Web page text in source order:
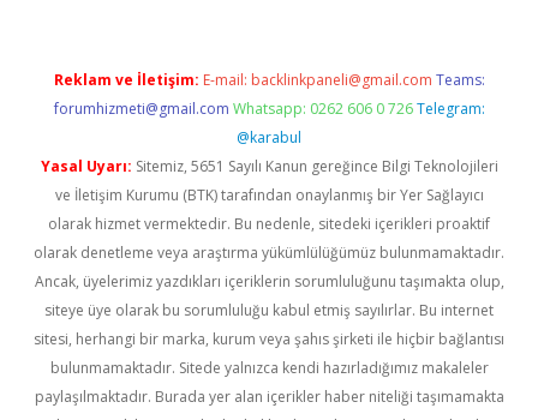
Reklam ve İletişim: E-mail: backlinkpaneli@gmail.com Teams:
forumhizmeti@gmail.com Whatsapp: 0262 606 0 726 Telegram:
@karabul
Yasal Uyarı: Sitemiz, 5651 Sayılı Kanun gereğince Bilgi Teknolojileri
ve İletişim Kurumu (BTK) tarafından onaylanmış bir Yer Sağlayıcı
olarak hizmet vermektedir. Bu nedenle, sitedeki içerikleri proaktif
olarak denetleme veya araştırma yükümlülüğümüz bulunmamaktadır.
Ancak, üyelerimiz yazdıkları içeriklerin sorumluluğunu taşımakta olup,
siteye üye olarak bu sorumluluğu kabul etmiş sayılırlar. Bu internet
sitesi, herhangi bir marka, kurum veya şahıs şirketi ile hiçbir bağlantısı
bulunmamaktadır. Sitede yalnızca kendi hazırladığımız makaleler
paylaşılmaktadır. Burada yer alan içerikler haber niteliği taşımamakta